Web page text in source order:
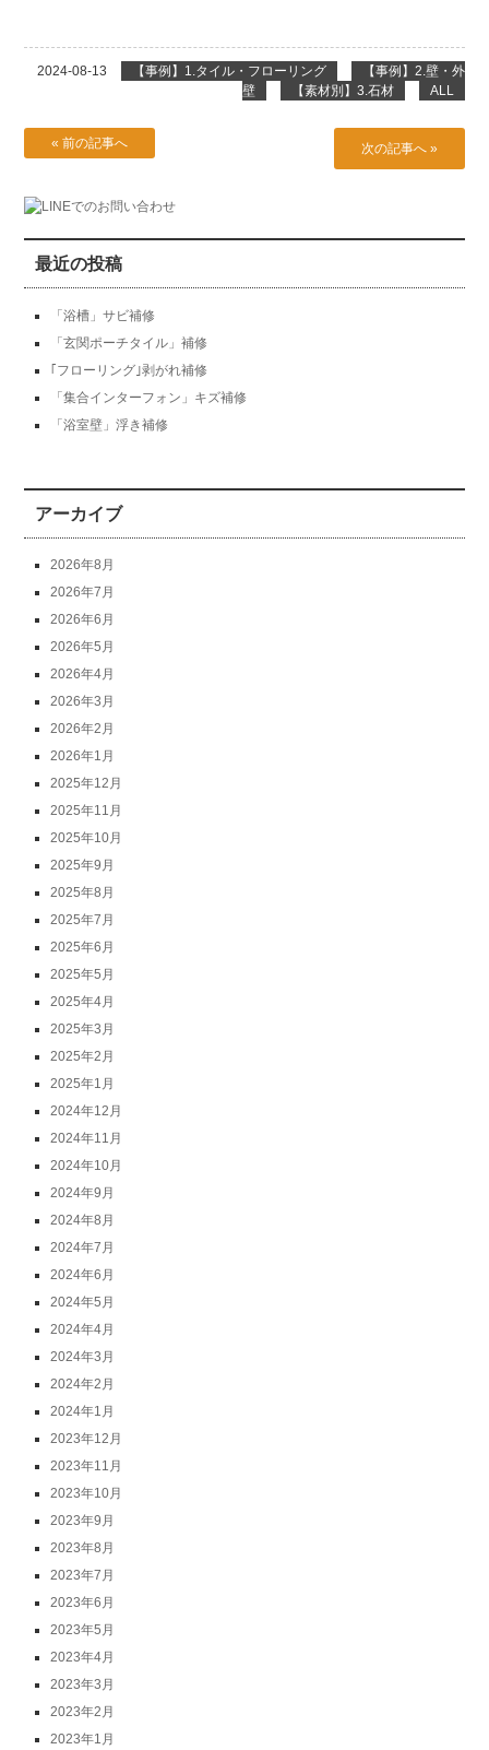
2024-08-13 【事例】1.タイル・フローリング
【事例】2.壁・外
壁
【素材別】3.石材 ALL
« 前の記事へ 次の記事へ »
最近の投稿
「浴槽」サビ補修
「玄関ポーチタイル」補修
｢フローリング｣剥がれ補修
「集合インターフォン」キズ補修
「浴室壁」浮き補修
アーカイブ
2026年8月
2026年7月
2026年6月
2026年5月
2026年4月
2026年3月
2026年2月
2026年1月
2025年12月
2025年11月
2025年10月
2025年9月
2025年8月
2025年7月
2025年6月
2025年5月
2025年4月
2025年3月
2025年2月
2025年1月
2024年12月
2024年11月
2024年10月
2024年9月
2024年8月
2024年7月
2024年6月
2024年5月
2024年4月
2024年3月
2024年2月
2024年1月
2023年12月
2023年11月
2023年10月
2023年9月
2023年8月
2023年7月
2023年6月
2023年5月
2023年4月
2023年3月
2023年2月
2023年1月